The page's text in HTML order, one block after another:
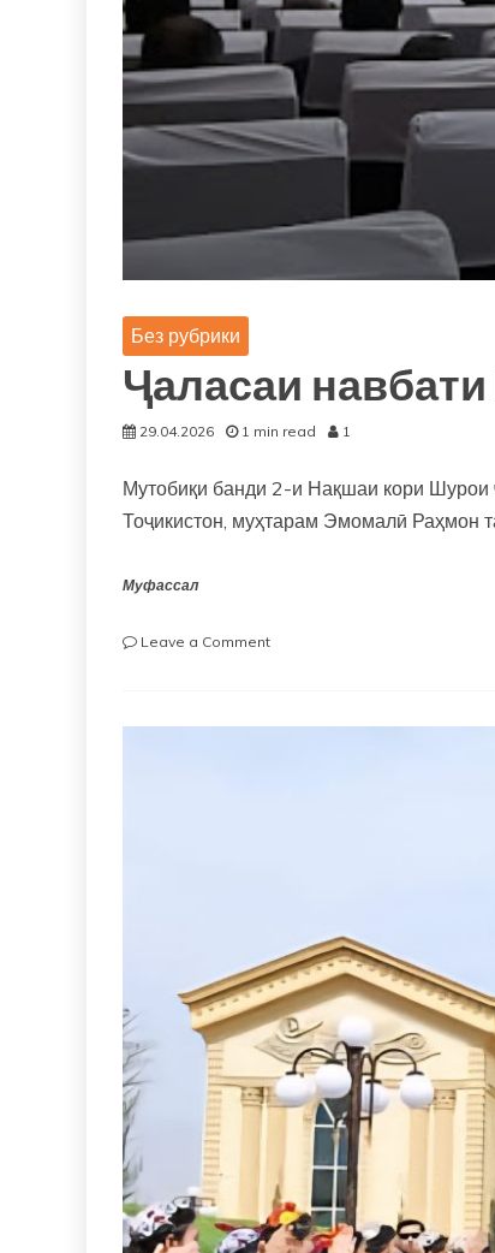
Без рубрики
Ҷаласаи
29.04.2026 1 min read 1
Мутобиқи банди 2-и Нақшаи кори Шурои
Тоҷикистон, муҳтарам Эмомалӣ Раҳмон
Муфассал
Leave a Commenton